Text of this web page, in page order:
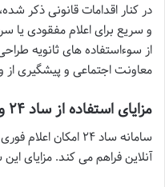
و سریع برای اعلام مفقودی
از سوءاستفاده های ثانویه
معاونت اجتماعی و پیشگیری
مزایای استفاده از ساد ۲۴ و مراحل ثبت مفقودی
سامانه ساد ۲۴
آنلاین فراهم می کند. مزایای